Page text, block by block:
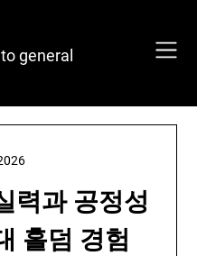
general
력과 공정성
홀덤 경험